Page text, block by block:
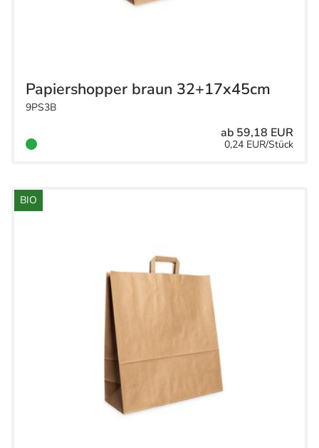
Papiershopper braun 32+17x45cm
9PS3B
ab 59,18 EUR
0,24 EUR/Stück
BIO